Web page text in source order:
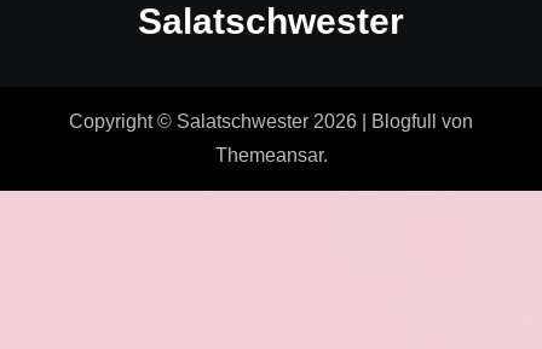
Salatschwester
Copyright © Salatschwester 2026 Blogfull
von
Themeansar.